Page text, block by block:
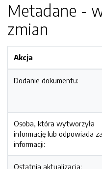
Metadane -
zmian
Akcja
Dodanie dokumentu:
Osoba, która wytworzyła
informację lub odpowiada
informacji:
Ostatnia aktualizacja: